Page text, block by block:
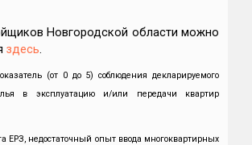
Новгородской области можно
здесь.
(от 0 до 5) соблюдения декларируемого
в эксплуатацию и/или передачи квартир
ЕРЗ, недостаточный опыт ввода многоквартирных